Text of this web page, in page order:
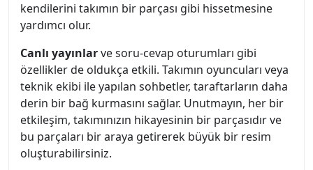
kendilerini takımın bir parçası gibi hissetmesine
yardımcı olur.
Canlı yayınlarve soru-cevap oturumları gibi
özellikler de oldukça etkili. Takımın oyuncuları veya
teknik ekibi ile yapılan sohbetler, taraftarların daha
derin bir bağ kurmasını sağlar. Unutmayın, her bir
etkileşim, takımınızın hikayesinin bir parçasıdır ve
bu parçaları bir araya getirerek büyük bir resim
oluşturabilirsiniz.